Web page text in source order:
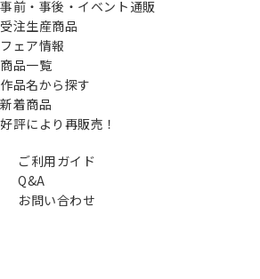
事前・事後・イベント通販
受注生産商品
フェア情報
商品一覧
作品名から探す
新着商品
好評により再販売！
ご利用ガイド
Q&A
お問い合わせ